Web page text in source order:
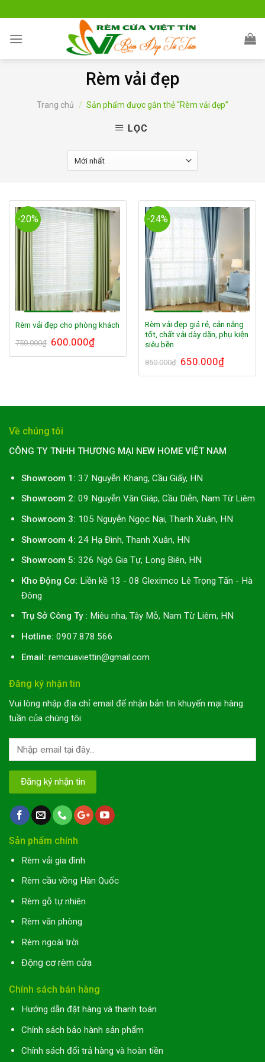
to
content
Rèm vải đẹp
Trang chủ / Sản phẩm được gắn thẻ “Rèm vải đẹp”
LỌC
-20%
Rèm vải đẹp cho phòng khách
750.000₫ Giá
gốc
là:
600.000₫Giá
hiện
tại
-24%
Rèm vải đẹp giá rẻ, cản nắng
tốt, chất vải dày dặn, phụ kiện
siêu bền
850.000₫ Giá
gốc
là:
650.000₫Giá
hiện
tại
Về chúng tôi
CÔNG TY TNHH THƯƠNG MẠI NEW HOME VIỆT NAM
Showroom 1: 37 Nguyễn Khang, Cầu Giấy, HN
Showroom 2: 09 Nguyễn Văn Giáp, Cầu Diễn, Nam Từ Liêm
Showroom 3: 105 Nguyễn Ngọc Nại, Thanh Xuân, HN
Showroom 4: 24 Hạ Đình, Thanh Xuân, HN
Showroom 5: 326 Ngô Gia Tự, Long Biên, HN
Kho Động Cơ: Liền kề 13 - 08 Gleximco Lê Trọng Tấn - Hà
Đông
Trụ Sở Công Ty : Miêu nha, Tây Mỗ, Nam Từ Liêm, HN
Hotline: 0907.878.566
Email: remcuaviettin@gmail.com
Đăng ký nhận tin
Vui lòng nhập địa chỉ email để nhận bản tin khuyến mại hàng
tuần của chúng tôi:
Sản phẩm chính
Rèm vải gia đình
Rèm cầu vồng Hàn Quốc
Rèm gỗ tự nhiên
Rèm văn phòng
Rèm ngoài trời
Động cơ rèm cửa
Chính sách bán hàng
Hướng dẫn đặt hàng và thanh toán
Chính sách bảo hành sản phẩm
Chính sách đổi trả hàng và hoàn tiền